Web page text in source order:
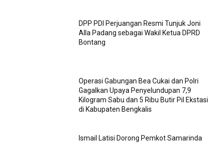
DPP PDI Perjuangan Resmi Tunjuk Joni
Alla Padang sebagai Wakil Ketua DPRD
Bontang
Operasi Gabungan Bea Cukai dan Polri
Gagalkan Upaya Penyelundupan 7,9
Kilogram Sabu dan 5 Ribu Butir Pil Ekstasi
di Kabupaten Bengkalis
Ismail Latisi Dorong Pemkot Samarinda